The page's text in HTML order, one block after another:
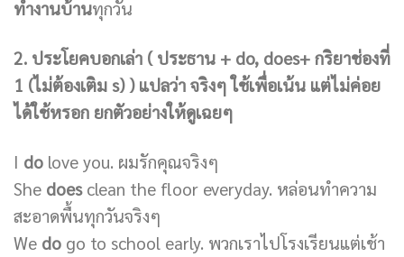
ทำงานบ้านทุกวัน
2. ประโยคบอกเล่า ( ประธาน + do, does+ กริยาช่องที่
1 (ไม่ต้องเติม s) ) แปลว่า จริงๆ ใช้เพื่อเน้น แต่ไม่ค่อย
ได้ใช้หรอก ยกตัวอย่างให้ดูเฉยๆ
I do love you. ผมรักคุณจริงๆ
She doesclean the floor everyday. หล่อนทำความ
สะอาดพื้นทุกวันจริงๆ
We do go to school early. พวกเราไปโรงเรียนแต่เช้า